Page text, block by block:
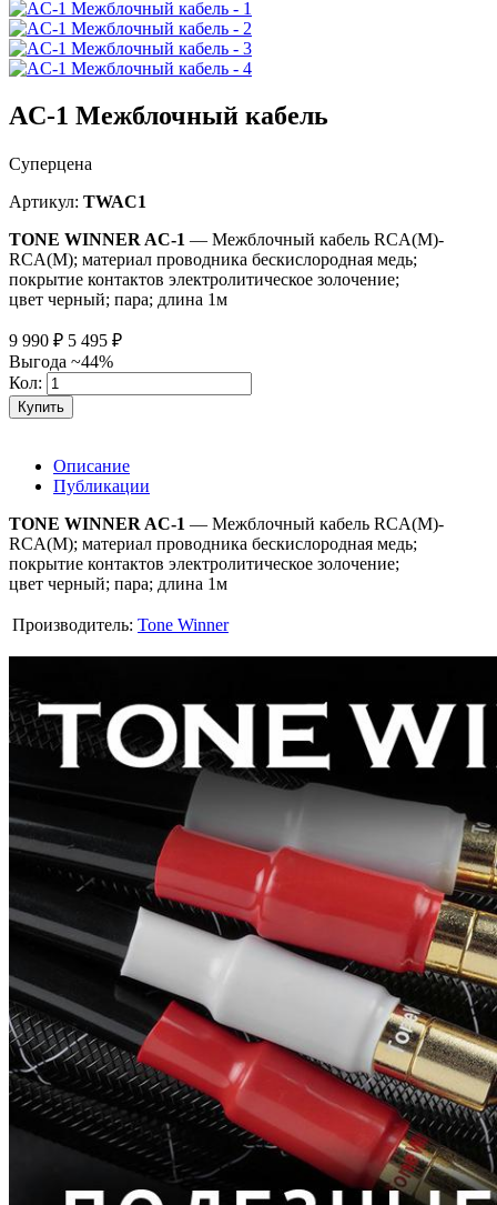
AC-1 Межблочный кабель
Суперцена
Артикул: TWAC1
TONE WINNER AC-1 — Межблочный кабель RCA(M)-
RCA(M); материал проводника бескислородная медь;
покрытие контактов электролитическое золочение;
цвет черный; пара; длина 1м
9 990 ₽ 5 495 ₽
Выгода ~44%
Кол:
Купить
Описание
Публикации
TONE WINNER AC-1 — Межблочный кабель RCA(M)-
RCA(M); материал проводника бескислородная медь;
покрытие контактов электролитическое золочение;
цвет черный; пара; длина 1м
Производитель: Tone Winner